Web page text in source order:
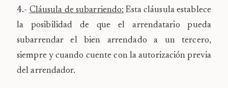
4.- Cláusula de subarriendo: Esta cláusula establece
la posibilidad de que el arrendatario pueda
subarrendar el bien arrendado a un tercero,
siempre y cuando cuente con la autorización previa
del arrendador.